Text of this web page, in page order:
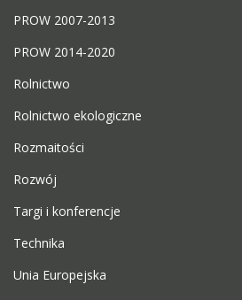
PROW 2007-2013
PROW 2014-2020
Rolnictwo
Rolnictwo ekologiczne
Rozmaitości
Rozwój
Targi i konferencje
Technika
Unia Europejska